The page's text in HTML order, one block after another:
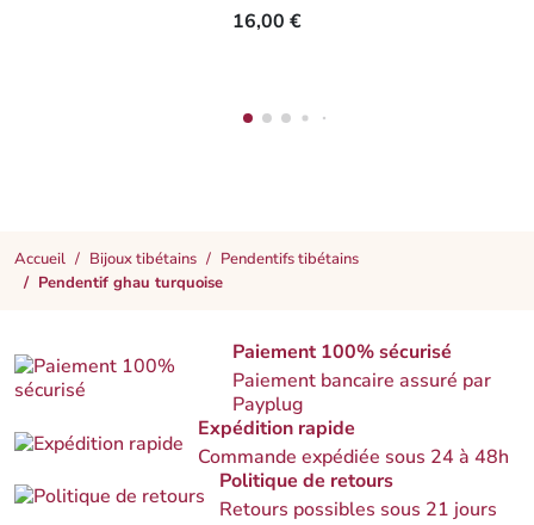
16,00 €
Accueil Bijoux tibétains
Pendentifs tibétains
Pendentif ghau turquoise
Paiement 100% sécurisé
Paiement bancaire assuré par
Payplug
Expédition rapide
Commande expédiée sous 24 à 48h
Politique de retours
Retours possibles sous 21 jours